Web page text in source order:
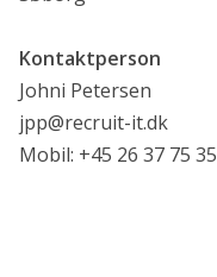
Kontaktperson
Johni Petersen
jpp@recruit-it.dk
Mobil: +45 26 37 75 35
P. O. Pedersens Vej 2
8200 Aarhus N